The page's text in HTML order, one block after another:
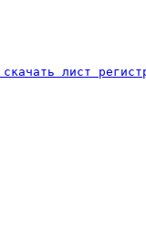
скачать лист